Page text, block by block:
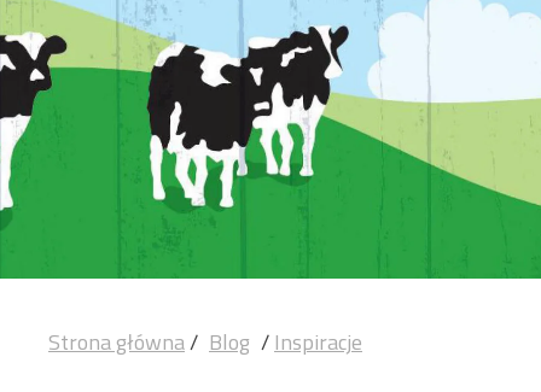
Strona główna/ Blog /Inspiracje